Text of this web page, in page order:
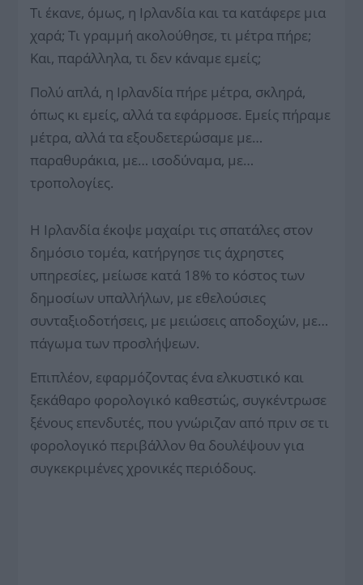
Τι έκανε, όμως, η Ιρλανδία και τα κατάφερε μια
χαρά; Τι γραμμή ακολούθησε, τι μέτρα πήρε;
Και, παράλληλα, τι δεν κάναμε εμείς;
Πολύ απλά, η Ιρλανδία πήρε μέτρα, σκληρά,
όπως κι εμείς, αλλά τα εφάρμοσε. Εμείς πήραμε
μέτρα, αλλά τα εξουδετερώσαμε με…
παραθυράκια, με… ισοδύναμα, με…
τροπολογίες.
Η Ιρλανδία έκοψε μαχαίρι τις σπατάλες στον
δημόσιο τομέα, κατήργησε τις άχρηστες
υπηρεσίες, μείωσε κατά 18% το κόστος των
δημοσίων υπαλλήλων, με εθελούσιες
συνταξιοδοτήσεις, με μειώσεις αποδοχών, με…
πάγωμα των προσλήψεων.
Επιπλέον, εφαρμόζοντας ένα ελκυστικό και
ξεκάθαρο φορολογικό καθεστώς, συγκέντρωσε
ξένους επενδυτές, που γνώριζαν από πριν σε τι
φορολογικό περιβάλλον θα δουλέψουν για
συγκεκριμένες χρονικές περιόδους.